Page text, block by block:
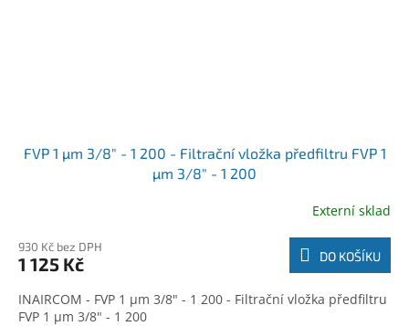
FVP 1 µm 3/8" - 1 200 - Filtrační vložka předfiltru FVP 1
µm 3/8" - 1 200
Externí sklad
930 Kč bez DPH
1 125 Kč DO KOŠÍKU
INAIRCOM - FVP 1 µm 3/8" - 1 200 - Filtrační vložka předfiltru
FVP 1 µm 3/8" - 1 200